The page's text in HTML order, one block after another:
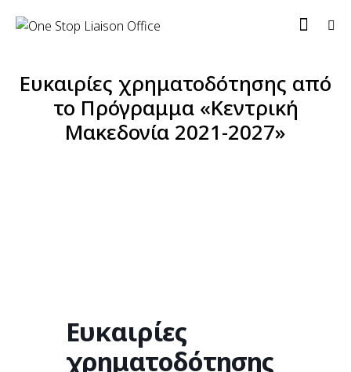
Ευκαιρίες χρηματοδότησης από
το Πρόγραμμα «Κεντρική
Μακεδονία 2021-2027»
Ευκαιρίες
χρηματοδότησης